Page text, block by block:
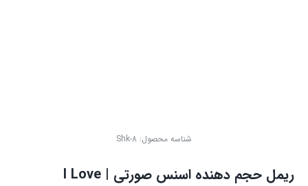
شناسه محصول: Shk-8
ریمل حجم دهنده اسنس صورتی | I Love